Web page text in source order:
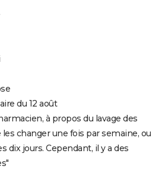
du 12 août
à propos du lavage des
les changer une fois par semaine, ou
dix jours. Cependant, il y a des